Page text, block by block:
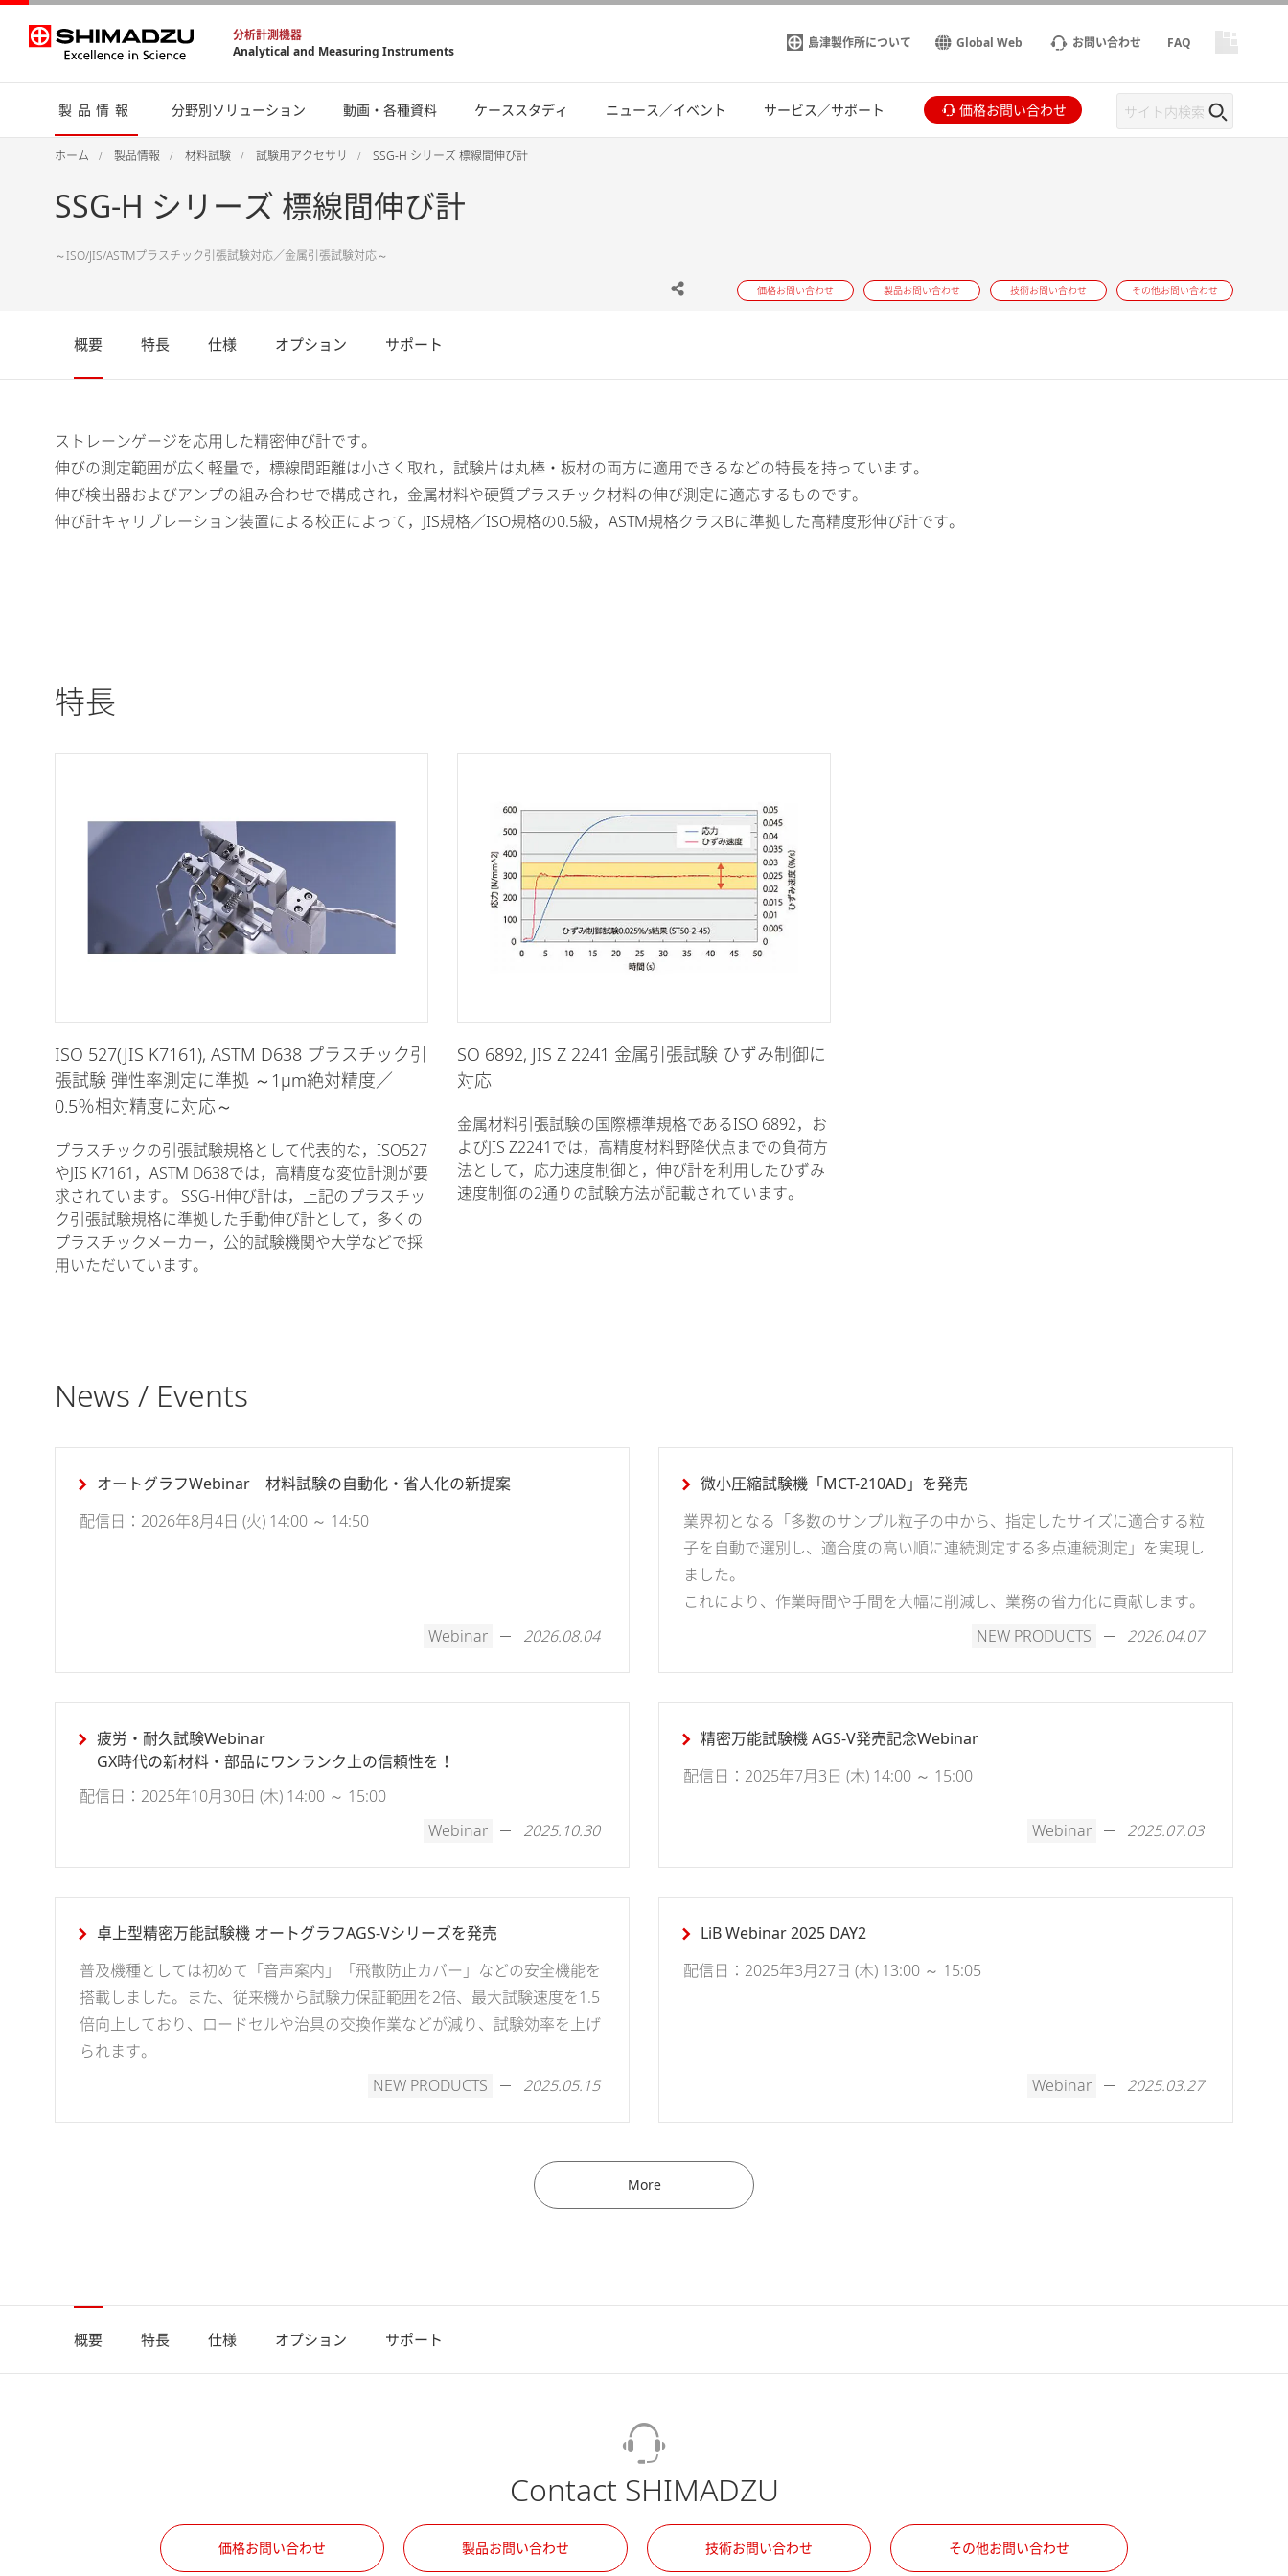
分析計測機器
Analytical and Measuring Instruments
島津製作所について Global Web お問い合わせ FAQ
製品情報 分野別ソリューション 動画・各種資料 ケーススタディ ニュース／イベント サービス／サポート 価格お問い合わせ
ホーム 製品情報 材料試験 試験用アクセサリ SSG-H シリーズ 標線間伸び計
SSG-H シリーズ 標線間伸び計
～ISO/JIS/ASTMプラスチック引張試験対応／金属引張試験対応～
価格お問い合わせ 製品お問い合わせ 技術お問い合わせ その他お問い合わせ
概要 特長 仕様 オプション サポート
ストレーンゲージを応用した精密伸び計です。
伸びの測定範囲が広く軽量で，標線間距離は小さく取れ，試験片は丸棒・板材の両方に適用できるなどの特長を持っています。
伸び検出器およびアンプの組み合わせで構成され，金属材料や硬質プラスチック材料の伸び測定に適応するものです。
伸び計キャリブレーション装置による校正によって，JIS規格／ISO規格の0.5級，ASTM規格クラスBに準拠した高精度形伸び計です。
特長
ISO 527(JIS K7161), ASTM D638 プラスチック引
張試験 弾性率測定に準拠 ～1µm絶対精度／
0.5％相対精度に対応～
プラスチックの引張試験規格として代表的な，ISO527
やJIS K7161，ASTM D638では，高精度な変位計測が要
求されています。 SSG-H伸び計は，上記のプラスチッ
ク引張試験規格に準拠した手動伸び計として，多くの
プラスチックメーカー，公的試験機関や大学などで採
用いただいています。
SO 6892, JIS Z 2241 金属引張試験 ひずみ制御に
対応
金属材料引張試験の国際標準規格であるISO 6892，お
よびJIS Z2241では，高精度材料野降伏点までの負荷方
法として，応力速度制御と，伸び計を利用したひずみ
速度制御の2通りの試験方法が記載されています。
News / Events
オートグラフWebinar 材料試験の自動化・省人化の新提案
配信日：2026年8月4日 (火) 14:00 ～ 14:50
Webinar 2026.08.04
微小圧縮試験機「MCT-210AD」を発売
業界初となる「多数のサンプル粒子の中から、指定したサイズに適合する粒
子を自動で選別し、適合度の高い順に連続測定する多点連続測定」を実現し
ました。
これにより、作業時間や手間を大幅に削減し、業務の省力化に貢献します。
NEW PRODUCTS
2026.04.07
疲労・耐久試験Webinar
GX時代の新材料・部品にワンランク上の信頼性を！
配信日：2025年10月30日 (木) 14:00 ～ 15:00
Webinar
2025.10.30
精密万能試験機 AGS-V発売記念Webinar
配信日：2025年7月3日 (木) 14:00 ～ 15:00
Webinar 2025.07.03
卓上型精密万能試験機 オートグラフAGS-Vシリーズを発売
普及機種としては初めて「音声案内」「飛散防止カバー」などの安全機能を
搭載しました。また、従来機から試験力保証範囲を2倍、最大試験速度を1.5
倍向上しており、ロードセルや治具の交換作業などが減り、試験効率を上げ
られます。
NEW PRODUCTS
2025.05.15
LiB Webinar 2025 DAY2
配信日：2025年3月27日 (木) 13:00 ～ 15:05
Webinar 2025.03.27
More
概要 特長 仕様 オプション サポート
Contact SHIMADZU
価格お問い合わせ 製品お問い合わせ 技術お問い合わせ その他お問い合わせ